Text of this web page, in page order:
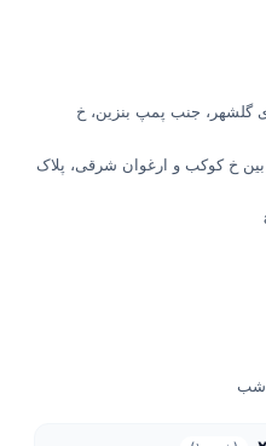
۴۵ متری گلشهر، جنب پمپ بنزین، خ
بین خ کوکب و ارغوان شرقی، پلاک